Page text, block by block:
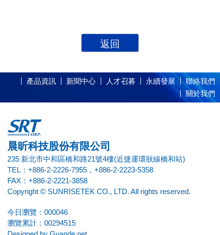
返回
聯絡我們
永續發展
人才召募
新聞中心
產品資訊
關於我們
晨昕科技股份有限公司
235 新北市中和區橋和路21號4樓(近捷運環狀線橋和站)
TEL：+886-2-2226-7955，+886-2-2223-5358
FAX：+886-2-2221-3858
Copyright © SUNRISETEK CO., LTD. All rights reserved.
今日瀏覽：000046
瀏覽累計：00294515